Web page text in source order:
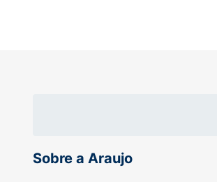
Sobre a Araujo